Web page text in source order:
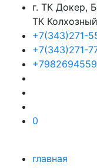
г. ТК Докер,
ТК
+7(343)271-
+7(343)271-
0
главная